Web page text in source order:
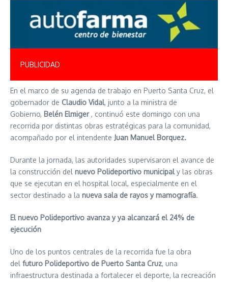
PUBLICIDAD
En el marco de su agenda de trabajo en Puerto Santa Cruz, el
gobernador de Claudio Vidal, junto a la ministra de
Gobierno, Belén Elmiger, continuó este domingo con una
recorrida por distintas obras estratégicas para la comunidad,
acompañado por el intendente Juan Manuel Borquez.
Durante la jornada, las autoridades supervisaron el avance de
la construcción del nuevo Polideportivo municipaly las obras
que se ejecutan en el hospital local, especialmente en el
sector destinado a la nueva sala de rayos y mamografía.
El nuevo Polideportivo avanza y ya alcanzará el 24% de
ejecución
Uno de los puntos centrales de la recorrida fue la obra
del futuro Polideportivo de Puerto Santa Cruz, una
infraestructura destinada a fortalecer el deporte, la recreación